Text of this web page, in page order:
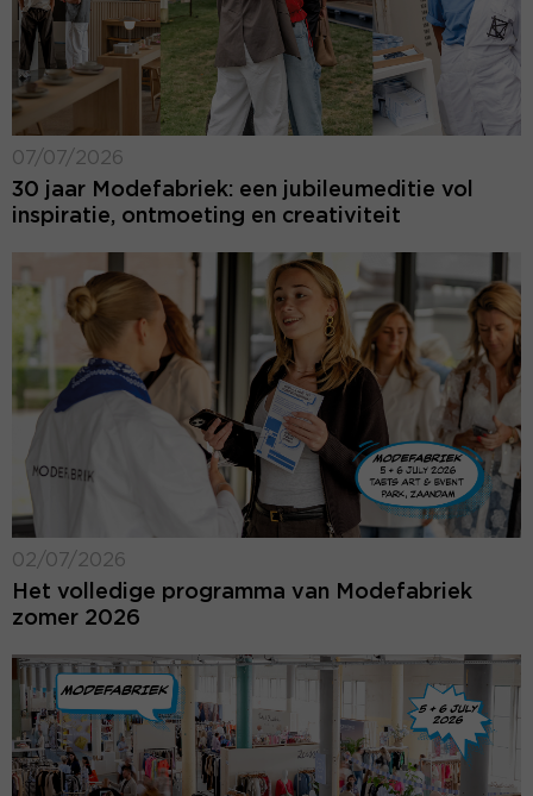
07/07/2026
30 jaar Modefabriek: een jubileumeditie vol
inspiratie, ontmoeting en creativiteit
02/07/2026
Het volledige programma van Modefabriek
zomer 2026